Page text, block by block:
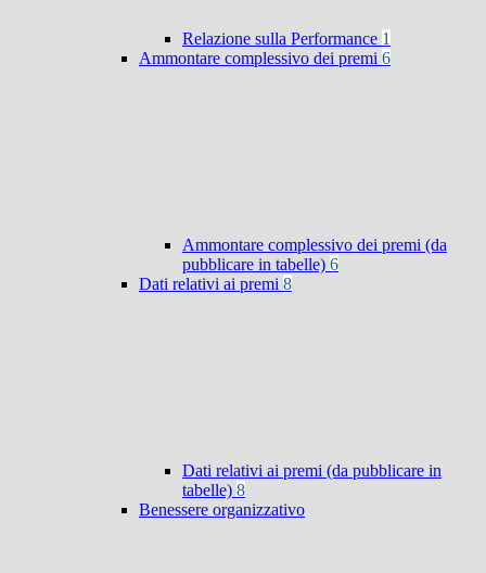
Relazione sulla Performance 1
Ammontare complessivo dei premi 6
Ammontare complessivo dei premi (da
pubblicare in tabelle) 6
Dati relativi ai premi 8
Dati relativi ai premi (da pubblicare in
tabelle) 8
Benessere organizzativo